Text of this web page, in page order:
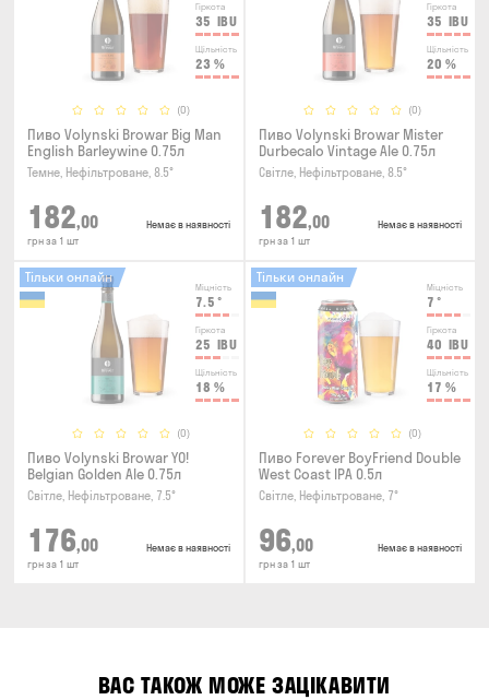
Гіркота
35 IBU
Щільність
23 %
(0)
Пиво Volynski Browar Big Man
English Barleywine 0.75л
Темне, Нефільтроване, 8.5°
182,00
грн за 1 шт
Немає в наявності
Гіркота
35 IBU
Щільність
20 %
(0)
Пиво Volynski Browar Mister
Durbecalo Vintage Ale 0.75л
Світле, Нефільтроване, 8.5°
182,00
грн за 1 шт
Немає в наявності
Міцність
7.5 °
Гіркота
25 IBU
Щільність
18 %
(0)
Тільки онлайн
Пиво Volynski Browar YO!
Belgian Golden Ale 0.75л
Світле, Нефільтроване, 7.5°
176,00
грн за 1 шт
Немає в наявності
Міцність
7 °
Гіркота
40 IBU
Щільність
17 %
(0)
Тільки онлайн
Пиво Forever BoyFriend Double
West Coast IPA 0.5л
Світле, Нефільтроване, 7°
96,00
грн за 1 шт
Немає в наявності
ВАС ТАКОЖ МОЖЕ ЗАЦІКАВИТИ